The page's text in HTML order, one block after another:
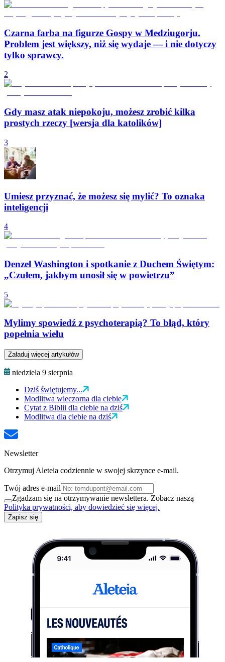
Czarna farba na figurze Gospy w Medziugorju.
Problem jest większy, niż się wydaje — i nie dotyczy
tylko sprawcy.
2
Gdy masz atak niepokoju, możesz zrobić kilka
prostych rzeczy [wersja dla katolików]
3
Umiesz przyznać, że możesz się mylić? To oznaka
inteligencji
4
Denzel Washington i spotkanie z Duchem Świętym:
„Czułem, jakbym unosił się w powietrzu”
5
Mylimy spowiedź z psychoterapią? To błąd, który
popełnia wielu
Załaduj więcej artykułów
niedziela 9 sierpnia
Dziś świętujemy...
Modlitwa wieczorna dla ciebie
Cytat z Biblii dla ciebie na dziś
Modlitwa dla ciebie na dziś
Newsletter
Otrzymuj Aleteia codziennie w swojej skrzynce e-mail.
Twój adres e-mail
Zgadzam się na otrzymywanie newslettera. Zobacz naszą
Polityka prywatności, aby dowiedzieć się więcej.
Zapisz się